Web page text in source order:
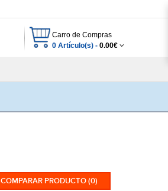
Carro de Compras
0 Artículo(s) - 0.00€
COMPARAR PRODUCTO (0)